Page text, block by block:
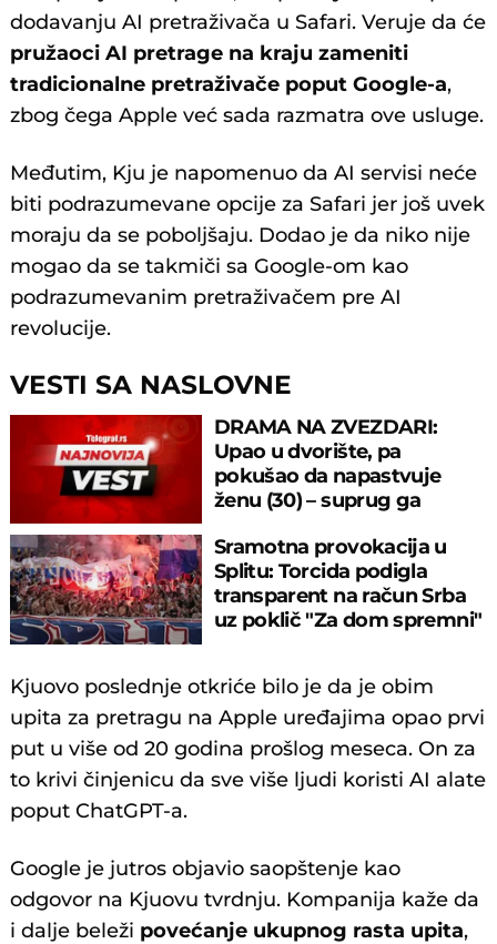
dodavanju AI pretraživača u Safari. Veruje da će
pružaoci AI pretrage na kraju zameniti
tradicionalne pretraživače poput Google-a,
zbog čega Apple već sada razmatra ove usluge.
Međutim, Kju je napomenuo da AI servisi neće
biti podrazumevane opcije za Safari jer još uvek
moraju da se poboljšaju. Dodao je da niko nije
mogao da se takmiči sa Google-om kao
podrazumevanim pretraživačem pre AI
revolucije.
VESTI SA NASLOVNE
DRAMA NA ZVEZDARI:
Upao u dvorište, pa
pokušao da napastvuje
ženu (30) – suprug ga
Sramotna provokacija u
Splitu: Torcida podigla
transparent na račun Srba
uz poklič "Za dom spremni"
Kjuovo poslednje otkriće bilo je da je obim
upita za pretragu na Apple uređajima opao prvi
put u više od 20 godina prošlog meseca. On za
to krivi činjenicu da sve više ljudi koristi AI alate
poput ChatGPT-a.
Google je jutros objavio saopštenje kao
odgovor na Kjuovu tvrdnju. Kompanija kaže da
i dalje beleži povećanje ukupnog rasta upita,